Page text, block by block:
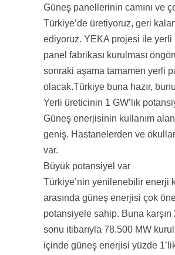
Güneş panellerinin camını ve
Türkiye’de üretiyoruz, geri
ediyoruz. YEKA projesi ile yerli
panel fabrikası kurulması
sonraki aşama tamamen yerli
olacak.Türkiye buna hazır,
Yerli üreticinin 1 GW’lık
Güneş enerjisinin kullanım
geniş. Hastanelerden ve
var.
Büyük potansiyel var
Türkiye’nin yenilenebilir enerji
arasında güneş enerjisi çok
potansiyele sahip. Buna karşın
sonu itibarıyla 78.500 MW
içinde güneş enerjisi yüzde